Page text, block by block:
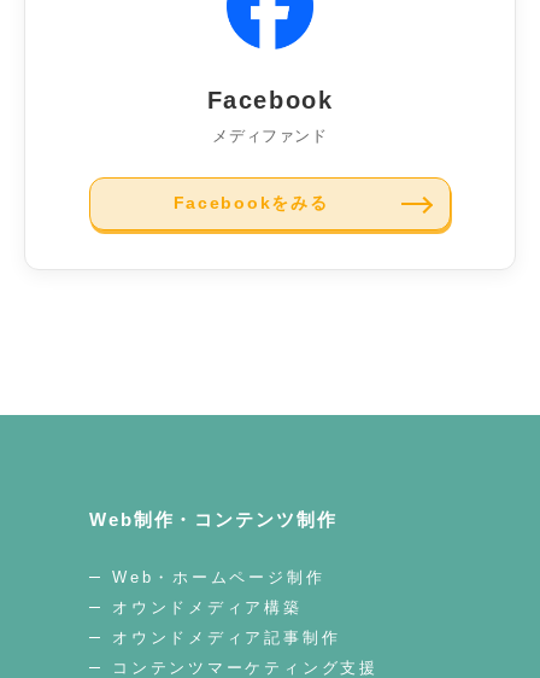
Facebook
メディファンド
Facebookをみる
Web制作・コンテンツ制作
Web・ホームページ制作
オウンドメディア構築
オウンドメディア記事制作
コンテンツマーケティング支援